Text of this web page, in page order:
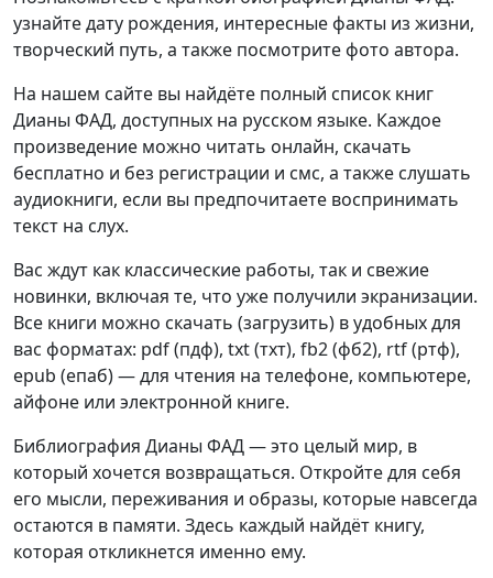
узнайте дату рождения, интересные факты из жизни,
творческий путь, а также посмотрите фото автора.
На нашем сайте вы найдёте полный список книг
Дианы ФАД, доступных на русском языке. Каждое
произведение можно читать онлайн, скачать
бесплатно и без регистрации и смс, а также слушать
аудиокниги, если вы предпочитаете воспринимать
текст на слух.
Вас ждут как классические работы, так и свежие
новинки, включая те, что уже получили экранизации.
Все книги можно скачать (загрузить) в удобных для
вас форматах: pdf (пдф), txt (тхт), fb2 (фб2), rtf (ртф),
epub (епаб) — для чтения на телефоне, компьютере,
айфоне или электронной книге.
Библиография Дианы ФАД — это целый мир, в
который хочется возвращаться. Откройте для себя
его мысли, переживания и образы, которые навсегда
остаются в памяти. Здесь каждый найдёт книгу,
которая откликнется именно ему.